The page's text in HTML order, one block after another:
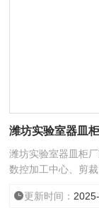
潍坊实验室器皿
潍坊实验室器皿柜
数控加工中心、剪
*，外形美观；
更新时间：